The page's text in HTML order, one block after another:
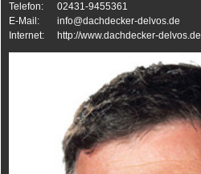
Telefon:
02431-9455361
E-Mail:
info@dachdecker-delvos.de
Internet:
http://www.dachdecker-delvos.de